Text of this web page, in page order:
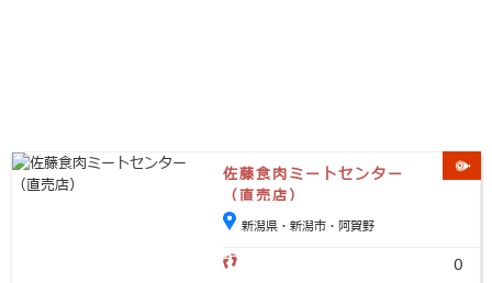
佐藤食肉ミートセンター
（直売店）
新潟県・新潟市・阿賀野
0